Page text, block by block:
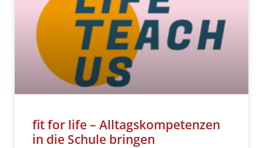
fit for life – Alltagskompetenzen
in die Schule bringen